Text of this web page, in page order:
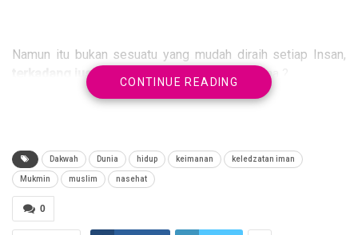
Namun itu bukan sesuatu yang mudah diraih setiap Insan,
terkadang justru kehilangan hal itukenapa yaa ?
Diantara yang menjadi batu sandungan untuk meraih
Keledzatan dalam beribadah adalah
CONTINUE READING
Dakwah Dunia hidup keimanan keledzatan iman
Mukmin muslim nasehat
0